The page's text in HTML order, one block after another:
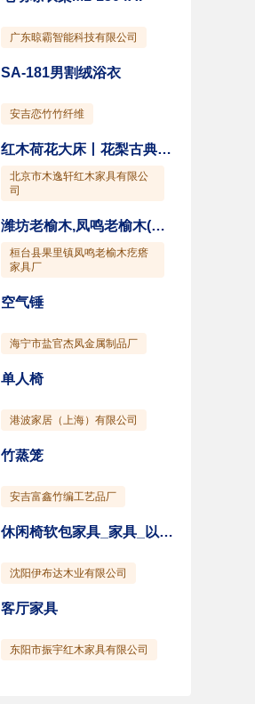
广东晾霸智能科技有限公司
SA-181男割绒浴衣
安吉恋竹竹纤维
红木荷花大床丨花梨古典大床丨北京明清床
北京市木逸轩红木家具有限公
司
潍坊老榆木,凤鸣老榆木(图),老榆木家具
桓台县果里镇凤鸣老榆木疙瘩
家具厂
空气锤
海宁市盐官杰凤金属制品厂
单人椅
港波家居（上海）有限公司
竹蒸笼
安吉富鑫竹编工艺品厂
休闲椅软包家具_家具_以美家居(图)
沈阳伊布达木业有限公司
客厅家具
东阳市振宇红木家具有限公司